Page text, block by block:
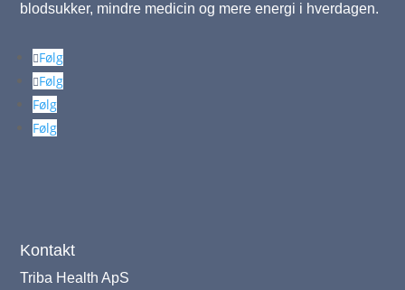
blodsukker, mindre medicin og mere energi i hverdagen.
Følg
Følg
Følg
Følg
Kontakt
Triba Health ApS